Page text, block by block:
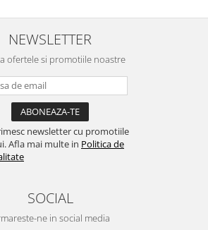
NEWSLETTER
ofertele si promotiile noastre
newsletter cu promotiile
Afla mai multe in Politica de
SOCIAL
ne in social media